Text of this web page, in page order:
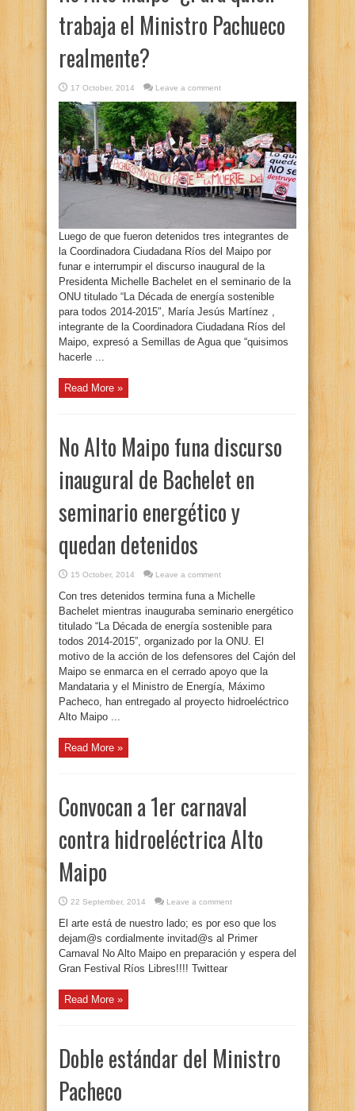
trabaja el Ministro Pachueco
realmente?
17 October, 2014 Leave a comment
Luego de que fueron detenidos tres integrantes de
la Coordinadora Ciudadana Ríos del Maipo por
funar e interrumpir el discurso inaugural de la
Presidenta Michelle Bachelet en el seminario de la
ONU titulado “La Década de energía sostenible
para todos 2014-2015″, María Jesús Martínez ,
integrante de la Coordinadora Ciudadana Ríos del
Maipo, expresó a Semillas de Agua que “quisimos
hacerle ...
Read More »
No Alto Maipo funa discurso
inaugural de Bachelet en
seminario energético y
quedan detenidos
15 October, 2014 Leave a comment
Con tres detenidos termina funa a Michelle
Bachelet mientras inauguraba seminario energético
titulado “La Década de energía sostenible para
todos 2014-2015”, organizado por la ONU. El
motivo de la acción de los defensores del Cajón del
Maipo se enmarca en el cerrado apoyo que la
Mandataria y el Ministro de Energía, Máximo
Pacheco, han entregado al proyecto hidroeléctrico
Alto Maipo ...
Read More »
Convocan a 1er carnaval
contra hidroeléctrica Alto
Maipo
22 September, 2014 Leave a comment
El arte está de nuestro lado; es por eso que los
dejam@s cordialmente invitad@s al Primer
Carnaval No Alto Maipo en preparación y espera del
Gran Festival Ríos Libres!!!! Twittear
Read More »
Doble estándar del Ministro
Pacheco